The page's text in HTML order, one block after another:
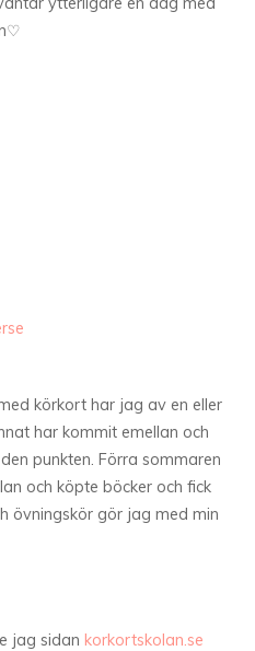
körkort har jag av en eller
har kommit emellan och
punkten. Förra sommaren
och köpte böcker och fick
övningskör gör jag med min
jag sidan korkortskolan.se